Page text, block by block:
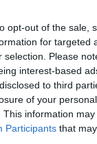
opt-out of the sale,
for targeted
selection. Please
interest-based
to third
of your
This information
Participants that
1:
offs
η
ερχόμενο
Τούμπα,